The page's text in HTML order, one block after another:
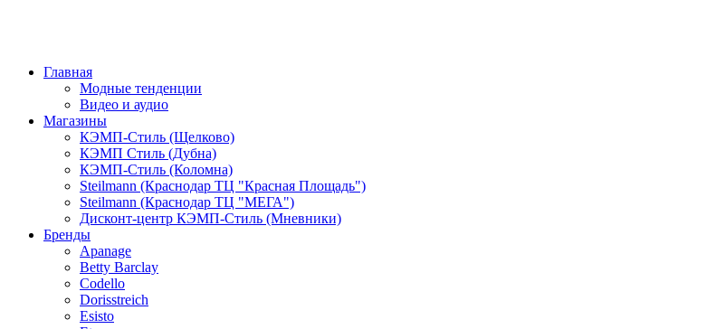
Главная
Модные тенденции
Видео и аудио
Магазины
КЭМП-Стиль (Щелково)
КЭМП Стиль (Дубна)
КЭМП-Стиль (Коломна)
Steilmann (Краснодар ТЦ "Красная Площадь")
Steilmann (Краснодар ТЦ "МЕГА")
Дисконт-центр КЭМП-Стиль (Мневники)
Бренды
Apanage
Betty Barclay
Codello
Dorisstreich
Esisto